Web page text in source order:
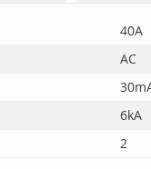
40A
AC
6kA
2